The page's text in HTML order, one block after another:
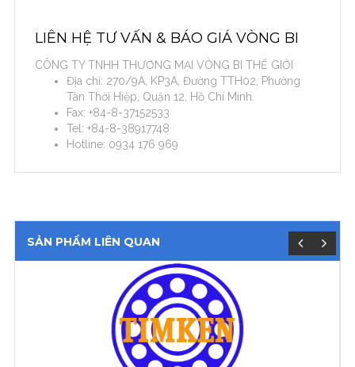
LIÊN HỆ TƯ VẤN & BÁO GIÁ VÒNG BI
CÔNG TY TNHH THƯƠNG MẠI VÒNG BI THẾ GIỚI
Địa chỉ: 270/9A, KP3A, Đường TTH02, Phường
Tân Thới Hiệp, Quận 12, Hồ Chí Minh.
Fax: +84-8-37152533
Tel: +84-8-38917748
Hotline: 0934 176 969
SẢN PHẨM LIÊN QUAN